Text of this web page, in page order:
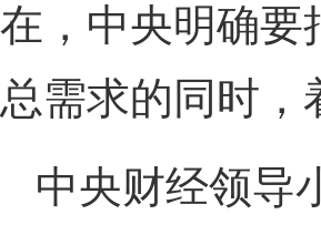
在，中央明确要
总需求的同时，
中央财经领导